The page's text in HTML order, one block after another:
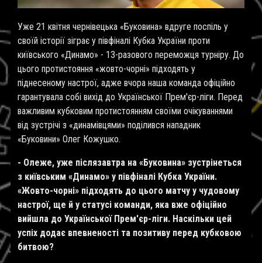
Уже 21 квітня чернівецька «Буковина» вдруге поспіль у
своїй історії зіграє у півфіналі Кубка України проти
київського «Динамо» - 13-разового переможця турніру. До
цього протистояння «жовто-чорні» підходять у
піднесеному настрої, адже вчора наша команда офіційно
гарантувала собі вихід до Української Прем'єр-ліги. Перед
важливим кубковим протистоянням своїми очікуваннями
від зустрічі з «динамівцями» поділився нападник
«Буковини» Олег Кожушко.
- Олеже, уже післязавтра на «Буковина» зустрінеться
з київським «Динамо» у півфіналі Кубка України.
«Жовто-чорні» підходять до цього матчу у чудовому
настрої, ще й у статусі команди, яка вже офіційно
вийшла до Української Прем'єр-ліги. Наскільки цей
успіх додає впевненості та позитиву перед кубковою
битвою?